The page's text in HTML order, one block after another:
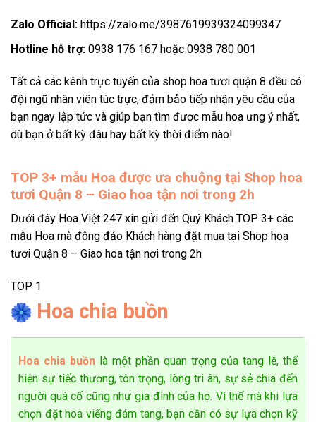
Zalo Official: https://zalo.me/3987619939324099347
Hotline hỗ trợ: 0938 176 167 hoặc 0938 780 001
Tất cả các kênh trực tuyến của shop hoa tươi quận 8 đều có
đội ngũ nhân viên túc trực, đảm bảo tiếp nhận yêu cầu của
bạn ngay lập tức và giúp bạn tìm được mẫu hoa ưng ý nhất,
dù bạn ở bất kỳ đâu hay bất kỳ thời điểm nào!
TOP 3+ mẫu Hoa được ưa chuộng tại Shop hoa
tươi Quận 8 – Giao hoa tận nơi trong 2h
Dưới đây Hoa Việt 247 xin gửi đến Quý Khách TOP 3+ các
mẫu Hoa mà đông đảo Khách hàng đặt mua tại Shop hoa
tươi Quận 8 – Giao hoa tận nơi trong 2h
TOP 1
Hoa chia buồn
Hoa chia buồn là một phần quan trọng của tang lễ, thể
hiện sự tiếc thương, tôn trọng, lòng tri ân, sự sẻ chia đến
người quá cố cũng như gia đình của họ. Vì thế mà khi lựa
chọn đặt hoa viếng đám tang, bạn cần có sự lựa chọn kỹ